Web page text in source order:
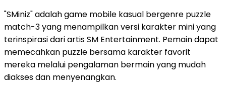
"SMiniz" adalah game mobile kasual bergenre puzzle
match-3 yang menampilkan versi karakter mini yang
terinspirasi dari artis SM Entertainment. Pemain dapat
memecahkan puzzle bersama karakter favorit
mereka melalui pengalaman bermain yang mudah
diakses dan menyenangkan.